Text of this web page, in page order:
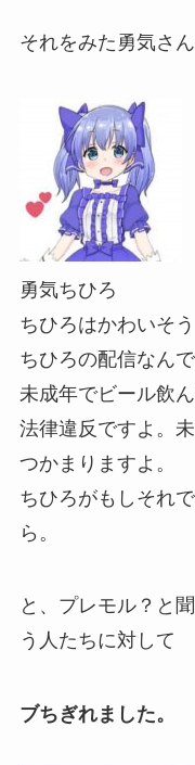
それをみた勇気さ
勇気ちひろ
ちひろはかわいそ
ちひろの配信なん
未成年でビール飲
法律違反ですよ。
つかまりますよ。
ちひろがもしそれ
ら。
と、プレモル？と
う人たちに対して
ブちぎれました。